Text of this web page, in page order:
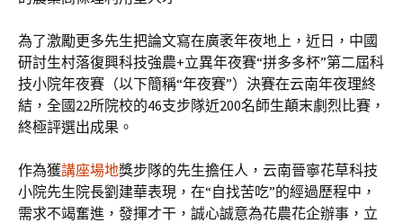
為了激勵更多先生把論文寫在廣袤年夜地上，近日，中國
研討生村落復興科技強農+立異年夜賽“拼多多杯”第二屆科
技小院年夜賽（以下簡稱“年夜賽”）決賽在云南年夜理終
結，全國22所院校的46支步隊近200名師生顛末劇烈比賽，
終極評選出成果。
作為獲講座場地獎步隊的先生擔任人，云南晉寧花草科技
小院先生院長劉建華表現，在“自找苦吃”的經過歷程中，
需求不竭奮進，發揮才干，誠心誠意為花農花企辦事，立